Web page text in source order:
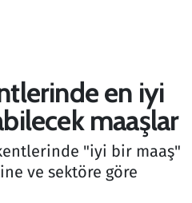
en iyi
maaşlar
"iyi bir maaş"
ve sektöre göre